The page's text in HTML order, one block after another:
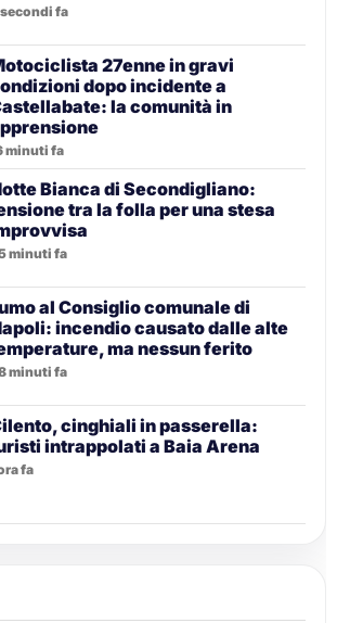
fa
27enne in gravi
dopo incidente a
la comunità in
minuti fa
Bianca di Secondigliano:
tra la folla per una stesa
minuti fa
al Consiglio comunale di
incendio causato dalle alte
ma nessun ferito
minuti fa
cinghiali in passerella:
intrappolati a Baia Arena
fa